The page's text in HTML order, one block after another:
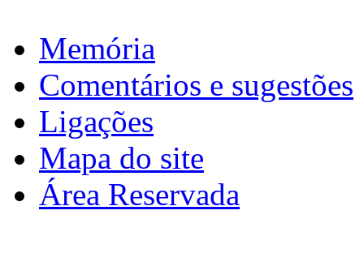
Memória
Comentários e sugestões
Ligações
Mapa do site
Área Reservada